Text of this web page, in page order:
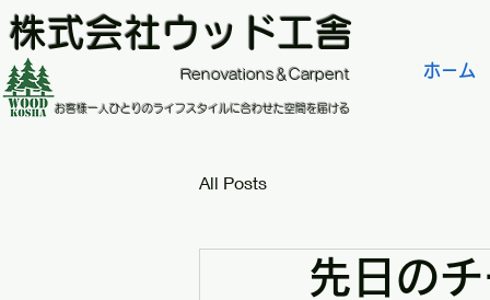
ホーム
株式会社ウッド工舎
​Renovations＆Carpent
お客様一人ひとりのライフスタイルに合わせた空間を届ける
All Posts
先日の